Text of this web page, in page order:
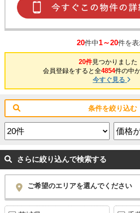
20件中1～20件を
20件見つかりました
会員登録をすると全4854件の中
今すぐ見る
条件を絞り込む
さらに絞り込んで検索する
ご希望のエリアを選んでください